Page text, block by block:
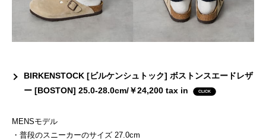
BIRKENSTOCK [ビルケンシュトック] ボストンスエードレザ
ー [BOSTON] 25.0-28.0cm/￥24,200 tax in
MENSモデル
・普段のスニーカーのサイズ 27.0cm